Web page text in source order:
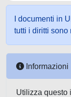
I documenti in
tutti i diritti sono
Informazioni
Utilizza questo